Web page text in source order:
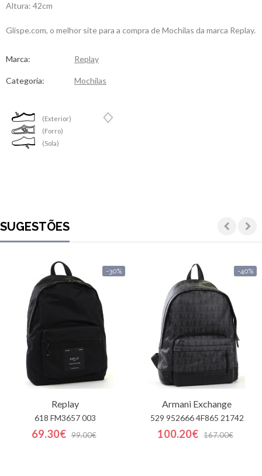
Altura: 42cm
Glispe.com, o melhor site para a compra de Mochilas da marca Replay.
Marca: Replay
Categoria: Mochilas
(Exterior)
(Forro)
(Sola)
SUGESTÕES
-30%
Replay
618 FM3657 003
69.30€ 99.00€
-40%
Armani Exchange
529 952666 4F865 21742
100.20€ 167.00€